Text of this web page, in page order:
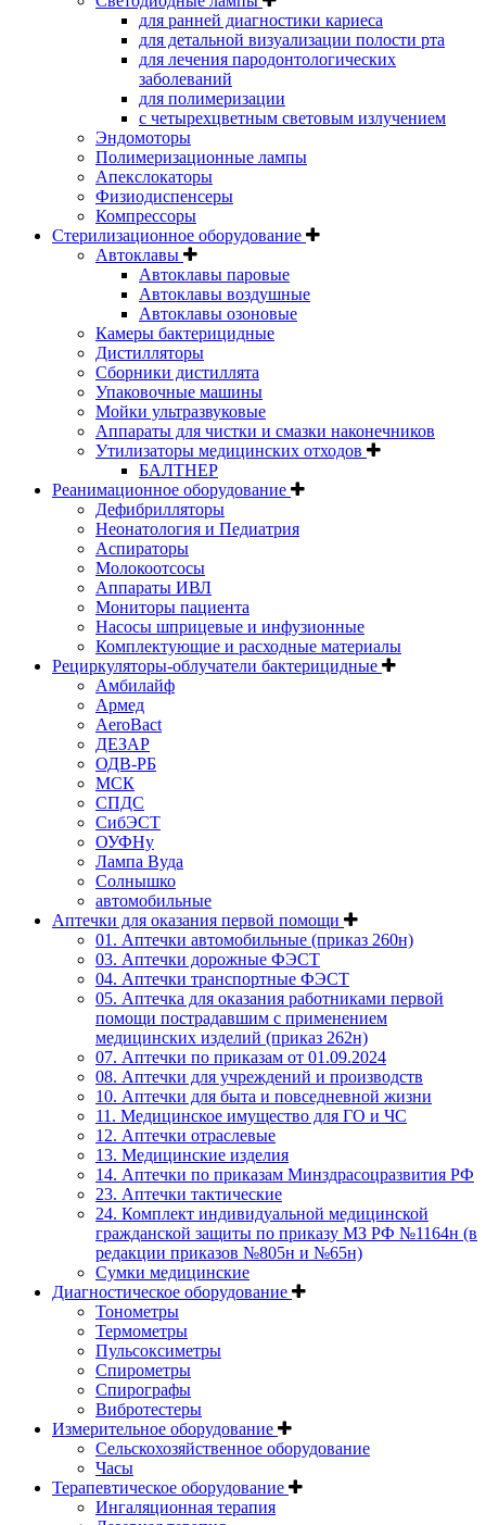
для ранней диагностики кариеса
для детальной визуализации полости рта
для лечения пародонтологических
заболеваний
для полимеризации
с четырехцветным световым излучением
Эндомоторы
Полимеризационные лампы
Апекслокаторы
Физиодиспенсеры
Компрессоры
Стерилизационное оборудование
Автоклавы
Автоклавы паровые
Автоклавы воздушные
Автоклавы озоновые
Камеры бактерицидные
Дистилляторы
Сборники дистиллята
Упаковочные машины
Мойки ультразвуковые
Аппараты для чистки и смазки наконечников
Утилизаторы медицинских отходов
БАЛТНЕР
Реанимационное оборудование
Дефибрилляторы
Неонатология и Педиатрия
Аспираторы
Молокоотсосы
Аппараты ИВЛ
Мониторы пациента
Насосы шприцевые и инфузионные
Комплектующие и расходные материалы
Рециркуляторы-облучатели бактерицидные
Амбилайф
Армед
AeroBact
ДЕЗАР
ОДВ-РБ
МСК
СПДС
СибЭСТ
ОУФНу
Лампа Вуда
Солнышко
автомобильные
Аптечки для оказания первой помощи
01. Аптечки автомобильные (приказ 260н)
03. Аптечки дорожные ФЭСТ
04. Аптечки транспортные ФЭСТ
05. Аптечка для оказания работниками первой
помощи пострадавшим с применением
медицинских изделий (приказ 262н)
07. Аптечки по приказам от 01.09.2024
08. Аптечки для учреждений и производств
10. Аптечки для быта и повседневной жизни
11. Медицинское имущество для ГО и ЧС
12. Аптечки отраслевые
13. Медицинские изделия
14. Аптечки по приказам Минздрасоцразвития РФ
23. Аптечки тактические
24. Комплект индивидуальной медицинской
гражданской защиты по приказу МЗ РФ №1164н (в
редакции приказов №805н и №65н)
Сумки медицинские
Диагностическое оборудование
Тонометры
Термометры
Пульсоксиметры
Спирометры
Спирографы
Вибротестеры
Измерительное оборудование
Сельскохозяйственное оборудование
Часы
Терапевтическое оборудование
Ингаляционная терапия